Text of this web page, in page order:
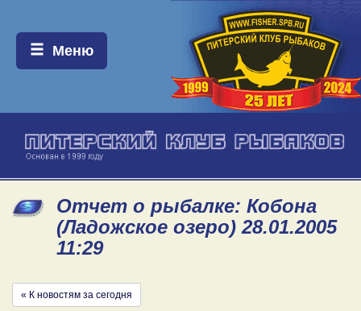
Меню:
Меню
Отчет о рыбалке: Кобона
(Ладожское озеро) 28.01.2005
11:29
« К новостям за сегодня